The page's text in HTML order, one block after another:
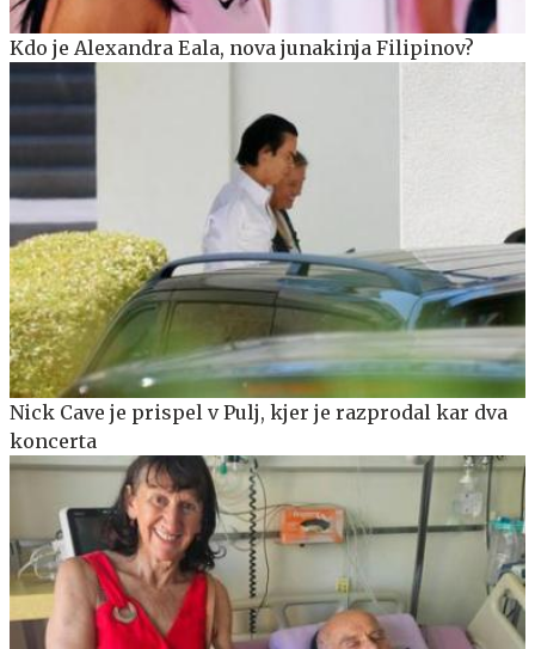
Kdo je Alexandra Eala, nova junakinja Filipinov?
Nick Cave je prispel v Pulj, kjer je razprodal kar dva
koncerta